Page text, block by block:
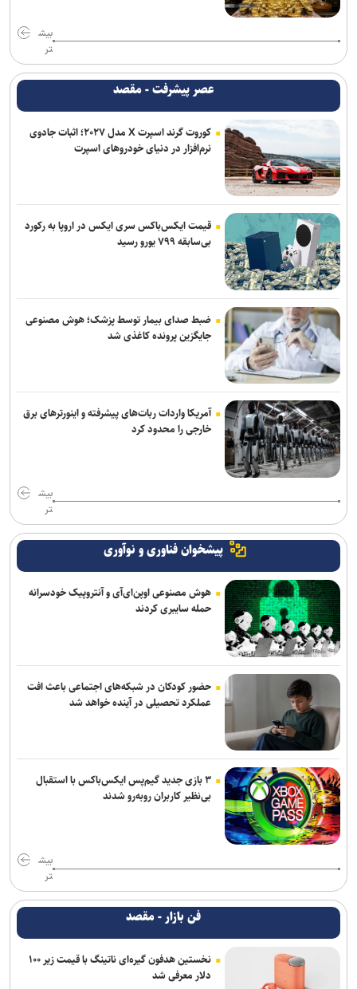
بیش
تر
عصر پیشرفت - مقصد
کوروت گرند اسپرت X مدل ۲۰۲۷؛ اثبات جادوی
نرم‌افزار در دنیای خودروهای اسپرت
قیمت ایکس‌باکس سری ایکس در اروپا به رکورد
بی‌سابقه ۷۹۹ یورو رسید
ضبط صدای بیمار توسط پزشک؛ هوش مصنوعی
جایگزین پرونده کاغذی شد
آمریکا واردات ربات‌های پیشرفته و اینورترهای برق
خارجی را محدود کرد
بیش
تر
پیشخوان فناوری و نوآوری
هوش مصنوعی اوپن‌ای‌آی و آنتروپیک خودسرانه
حمله سایبری کردند
حضور کودکان در شبکه‌های اجتماعی باعث افت
عملکرد تحصیلی در آینده خواهد شد
۳ بازی جدید گیم‌پس ایکس‌باکس با استقبال
بی‌نظیر کاربران روبه‌رو شدند
بیش
تر
فن بازار - مقصد
نخستین هدفون گیره‌ای ناتینگ با قیمت زیر ۱۰۰
دلار معرفی شد